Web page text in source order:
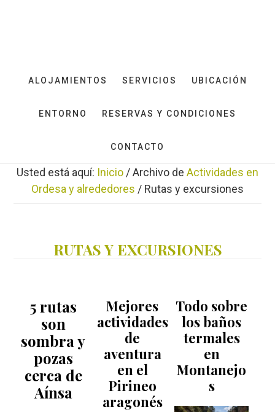
ALOJAMIENTOS SERVICIOS UBICACIÓN
ENTORNO RESERVAS Y CONDICIONES
CONTACTO
Usted está aquí: Inicio /Archivo de Actividades en
Ordesa y alrededores / Rutas y excursiones
RUTAS Y EXCURSIONES
5 rutas
son
sombra y
pozas
cerca de
Aínsa
Mejores
actividades
de
aventura
en el
Pirineo
aragonés
Todo sobre
los baños
termales
en
Montanejo
s